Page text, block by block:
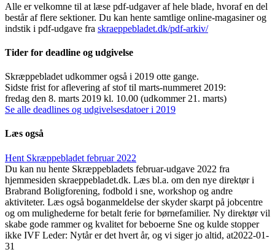
Alle er velkomne til at læse pdf-udgaver af hele blade, hvoraf en del
består af flere sektioner. Du kan hente samtlige online-magasiner og
indstik i pdf-udgave fra skraeppebladet.dk/pdf-arkiv/
Tider for deadline og udgivelse
Skræppebladet udkommer også i 2019 otte gange.
Sidste frist for aflevering af stof til marts-nummeret 2019:
fredag den 8. marts 2019 kl. 10.00 (udkommer 21. marts)
Se alle deadlines og udgivelsesdatoer i 2019
Læs også
Hent Skræppe­bladet februar 2022
Du kan nu hente Skræppebladets februar-udgave 2022 fra
hjemmesiden skraeppebladet.dk. Læs bl.a. om den nye direktør i
Brabrand Boligforening, fodbold i sne, workshop og andre
aktiviteter. Læs også boganmeldelse der skyder skarpt på jobcentre
og om mulighederne for betalt ferie for børnefamilier. Ny direktør vil
skabe gode rammer og kvalitet for beboerne Sne og kulde stopper
ikke IVF Leder: Nytår er det hvert år, og vi siger jo altid, at2022-01-
31